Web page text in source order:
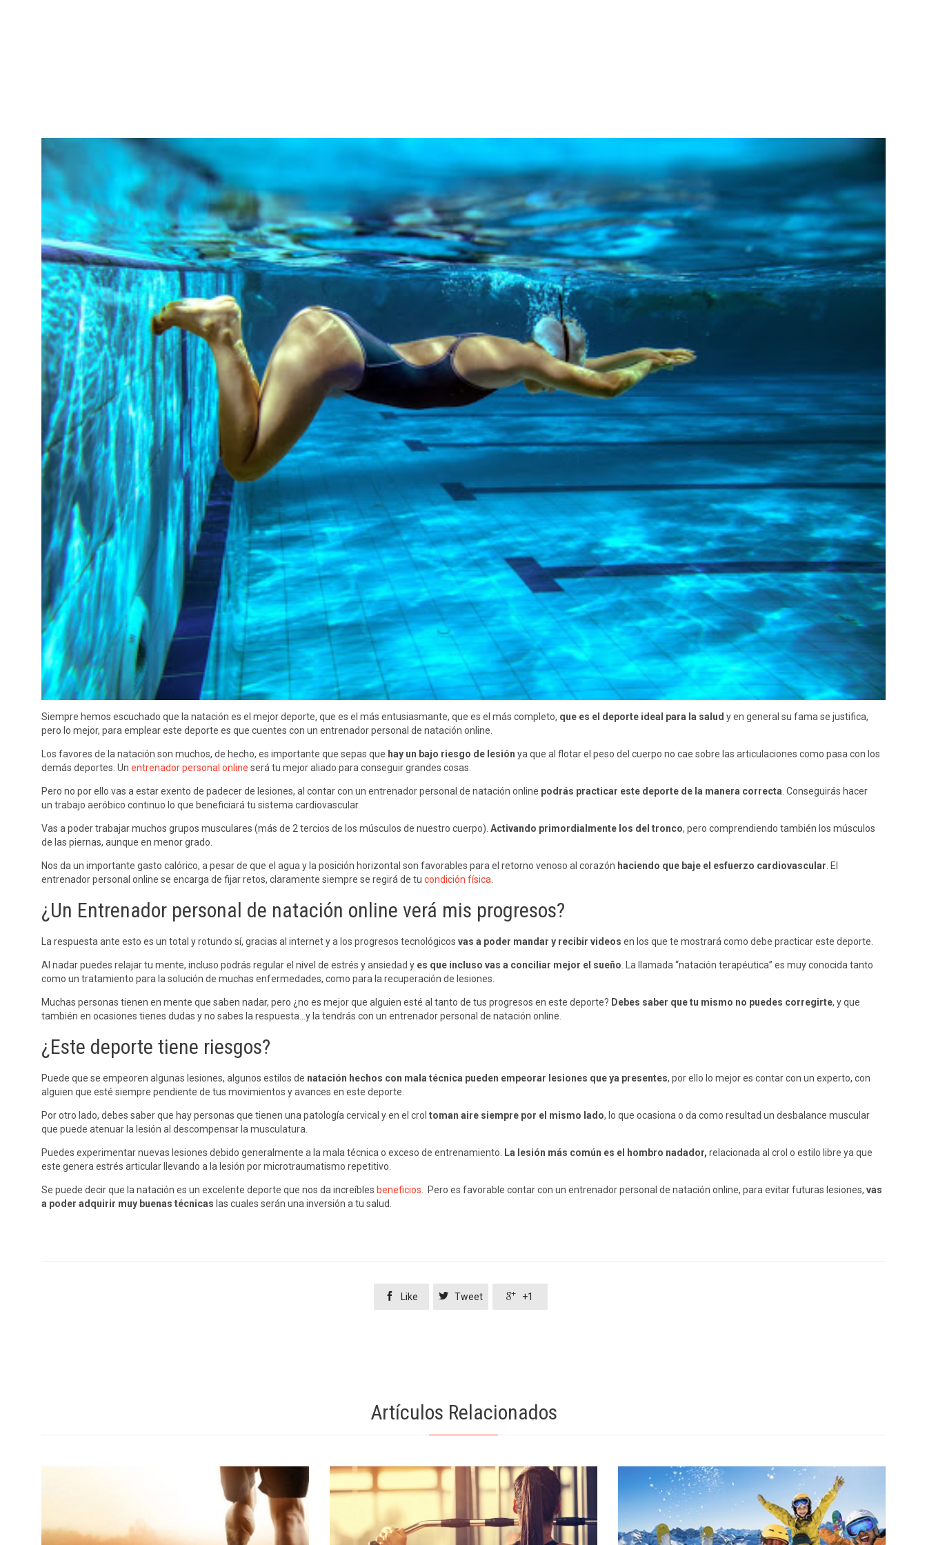
Siempre hemos escuchado que la natación es el mejor deporte, que es el más entusiasmante, que es el más completo, que es el deporte ideal para la salud y en general su fama se justifica,
pero lo mejor, para emplear este deporte es que cuentes con un entrenador personal de natación online.
Los favores de la natación son muchos, de hecho, es importante que sepas que hay un bajo riesgo de lesión ya que al flotar el peso del cuerpo no cae sobre las articulaciones como pasa con los
demás deportes. Un entrenador personal online será tu mejor aliado para conseguir grandes cosas.
Pero no por ello vas a estar exento de padecer de lesiones, al contar con un entrenador personal de natación online podrás practicar este deporte de la manera correcta. Conseguirás hacer
un trabajo aeróbico continuo lo que beneficiará tu sistema cardiovascular.
Vas a poder trabajar muchos grupos musculares (más de 2 tercios de los músculos de nuestro cuerpo). Activando primordialmente los del tronco, pero comprendiendo también los músculos
de las piernas, aunque en menor grado.
Nos da un importante gasto calórico, a pesar de que el agua y la posición horizontal son favorables para el retorno venoso al corazón haciendo que baje el esfuerzo cardiovascular. El
entrenador personal online se encarga de fijar retos, claramente siempre se regirá de tu condición física.
¿Un Entrenador personal de natación online verá mis progresos?
La respuesta ante esto es un total y rotundo sí, gracias al internet y a los progresos tecnológicos vas a poder mandar y recibir videos en los que te mostrará como debe practicar este deporte.
Al nadar puedes relajar tu mente, incluso podrás regular el nivel de estrés y ansiedad y es que incluso vas a conciliar mejor el sueño. La llamada “natación terapéutica” es muy conocida tanto
como un tratamiento para la solución de muchas enfermedades, como para la recuperación de lesiones.
Muchas personas tienen en mente que saben nadar, pero ¿no es mejor que alguien esté al tanto de tus progresos en este deporte? Debes saber que tu mismo no puedes corregirte, y que
también en ocasiones tienes dudas y no sabes la respuesta…y la tendrás con un entrenador personal de natación online.
¿Este deporte tiene riesgos?
Puede que se empeoren algunas lesiones, algunos estilos de natación hechos con mala técnica pueden empeorar lesiones que ya presentes, por ello lo mejor es contar con un experto, con
alguien que esté siempre pendiente de tus movimientos y avances en este deporte.
Por otro lado, debes saber que hay personas que tienen una patología cervical y en el crol toman aire siempre por el mismo lado, lo que ocasiona o da como resultad un desbalance muscular
que puede atenuar la lesión al descompensar la musculatura.
Puedes experimentar nuevas lesiones debido generalmente a la mala técnica o exceso de entrenamiento. La lesión más común es el hombro nadador, relacionada al crol o estilo libre ya que
este genera estrés articular llevando a la lesión por microtraumatismo repetitivo.
Se puede decir que la natación es un excelente deporte que nos da increíbles beneficios. Pero es favorable contar con un entrenador personal de natación online, para evitar futuras lesiones, vas
a poder adquirir muy buenas técnicas las cuales serán una inversión a tu salud.
 Like  Tweet  +1
Artículos Relacionados